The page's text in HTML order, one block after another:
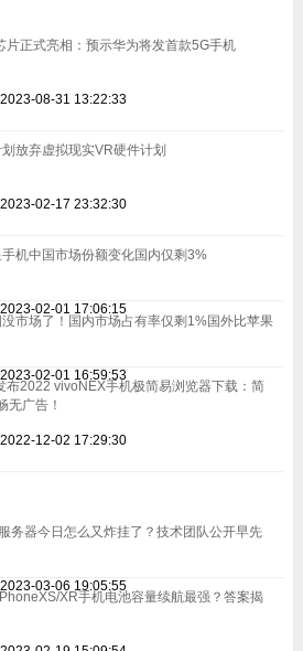
片正式亮相：预示华为将发首款5G手机
2023-08-31 13:22:33
放弃虚拟现实VR硬件计划
2023-02-17 23:32:30
机中国市场份额变化国内仅剩3%
2023-02-01 17:06:15
市场了！国内市场占有率仅剩1%国外比苹果
2023-02-01 16:59:53
布2022 vivoNEX手机极简易浏览器下载：简
无广告！
2022-12-02 17:29:30
务器今日怎么又炸挂了？技术团队公开早先
2023-03-06 19:05:55
XR手机电池容量续航最强？答案揭